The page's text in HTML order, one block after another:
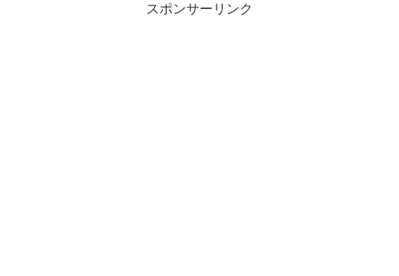
スポンサーリンク